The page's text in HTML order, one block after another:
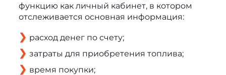
функцию как личный кабинет, в котором
отслеживается основная информация:
расход денег по счету;
затраты для приобретения топлива;
время покупки;